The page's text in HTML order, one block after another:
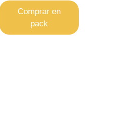
Comprar en
pack